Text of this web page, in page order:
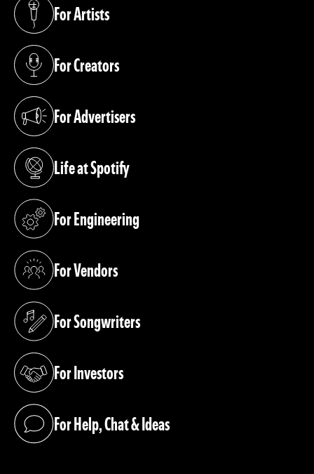
For Artists
(opens in a new tab)
For Creators
(opens in a new tab)
For Advertisers
(opens in a new tab)
Life at Spotify
(opens in a new tab)
For Engineering
(opens in a new tab)
For Vendors
(opens in a new tab)
For Songwriters
(opens in a new tab)
For Investors
(opens in a new tab)
For Help, Chat & Ideas
(opens in a new tab)